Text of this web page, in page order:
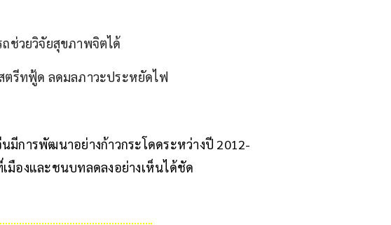
ถช่วยวิจัยสุขภาพจิตได้
ตรีทฟู้ด ลดมลภาวะประหยัดไฟ
มีการพัฒนาอย่างก้าวกระโดดระหว่างปี 2012-
มืองและชนบทลดลงอย่างเห็นได้ชัด